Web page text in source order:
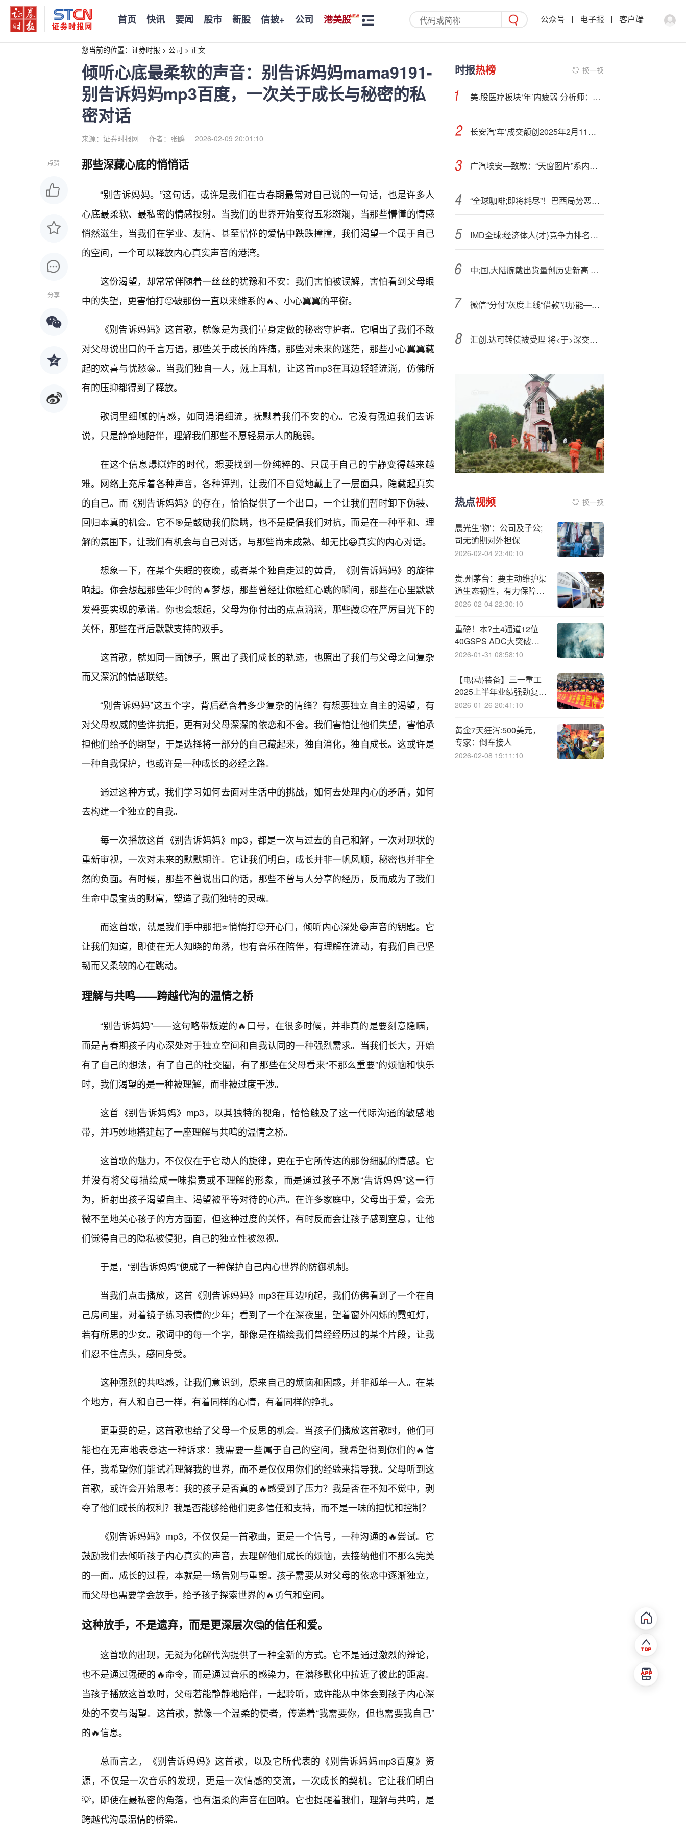
首页 快讯 要闻 股市 新股 信披+ 公司 港美股 公众号 电子报 客户端
您当前的位置： 证券时报 > 公司 > 正文
倾听心底最柔软的声音：别告诉妈妈mama9191-
别告诉妈妈mp3百度，一次关于成长与秘密的私
密对话
来源：证券时报网 作者：张鸥 2026-02-09 20:01:10
点赞
分享
那些深藏心底的悄悄话
“别告诉妈妈。”这句话，或许是我们在青春期最常对自己说的一句话，也是许多人
心底最柔软、最私密的情感投射。当我们的世界开始变得五彩斑斓，当那些懵懂的情感
悄然滋生，当我们在学业、友情、甚至懵懂的爱情中跌跌撞撞，我们渴望一个属于自己
的空间，一个可以释放内心真实声音的港湾。
这份渴望，却常常伴随着一丝丝的犹豫和不安：我们害怕被误解，害怕看到父母眼
中的失望，更害怕打🙂破那份一直以来维系的🔥、小心翼翼的平衡。
《别告诉妈妈》这首歌，就像是为我们量身定做的秘密守护者。它唱出了我们不敢
对父母说出口的千言万语，那些关于成长的阵痛，那些对未来的迷茫，那些小心翼翼藏
起的欢喜与忧愁😀。当我们独自一人，戴上耳机，让这首mp3在耳边轻轻流淌，仿佛所
有的压抑都得到了释放。
歌词里细腻的情感，如同涓涓细流，抚慰着我们不安的心。它没有强迫我们去诉
说，只是静静地陪伴，理解我们那些不愿轻易示人的脆弱。
在这个信息爆💥炸的时代，想要找到一份纯粹的、只属于自己的宁静变得越来越
难。网络上充斥着各种声音，各种评判，让我们不自觉地戴上了一层面具，隐藏起真实
的自己。而《别告诉妈妈》的存在，恰恰提供了一个出口，一个让我们暂时卸下伪装、
回归本真的机会。它不🎯是鼓励我们隐瞒，也不是提倡我们对抗，而是在一种平和、理
解的氛围下，让我们有机会与自己对话，与那些尚未成熟、却无比😀真实的内心对话。
想象一下，在某个失眠的夜晚，或者某个独自走过的黄昏，《别告诉妈妈》的旋律
响起。你会想起那些年少时的🔥梦想，那些曾经让你脸红心跳的瞬间，那些在心里默默
发誓要实现的承诺。你也会想起，父母为你付出的点点滴滴，那些藏🙂在严厉目光下的
关怀，那些在背后默默支持的双手。
这首歌，就如同一面镜子，照出了我们成长的轨迹，也照出了我们与父母之间复杂
而又深沉的情感联结。
“别告诉妈妈”这五个字，背后蕴含着多少复杂的情绪？有想要独立自主的渴望，有
对父母权威的些许抗拒，更有对父母深深的依恋和不舍。我们害怕让他们失望，害怕承
担他们给予的期望，于是选择将一部分的自己藏起来，独自消化，独自成长。这或许是
一种自我保护，也或许是一种成长的必经之路。
通过这种方式，我们学习如何去面对生活中的挑战，如何去处理内心的矛盾，如何
去构建一个独立的自我。
每一次播放这首《别告诉妈妈》mp3，都是一次与过去的自己和解，一次对现状的
重新审视，一次对未来的默默期许。它让我们明白，成长并非一帆风顺，秘密也并非全
然的负面。有时候，那些不曾说出口的话，那些不曾与人分享的经历，反而成为了我们
生命中最宝贵的财富，塑造了我们独特的灵魂。
而这首歌，就是我们手中那把⭐悄悄打🙂开心门，倾听内心深处😁声音的钥匙。它
让我们知道，即使在无人知晓的角落，也有音乐在陪伴，有理解在流动，有我们自己坚
韧而又柔软的心在跳动。
理解与共鸣——跨越代沟的温情之桥
“别告诉妈妈”——这句略带叛逆的🔥口号，在很多时候，并非真的是要刻意隐瞒，
而是青春期孩子内心深处对于独立空间和自我认同的一种强烈需求。当我们长大，开始
有了自己的想法，有了自己的社交圈，有了那些在父母看来“不那么重要”的烦恼和快乐
时，我们渴望的是一种被理解，而非被过度干涉。
这首《别告诉妈妈》mp3，以其独特的视角，恰恰触及了这一代际沟通的敏感地
带，并巧妙地搭建起了一座理解与共鸣的温情之桥。
这首歌的魅力，不仅仅在于它动人的旋律，更在于它所传达的那份细腻的情感。它
并没有将父母描绘成一味指责或不理解的形象，而是通过孩子不愿“告诉妈妈”这一行
为，折射出孩子渴望自主、渴望被平等对待的心声。在许多家庭中，父母出于爱，会无
微不至地关心孩子的方方面面，但这种过度的关怀，有时反而会让孩子感到窒息，让他
们觉得自己的隐私被侵犯，自己的独立性被忽视。
于是，“别告诉妈妈”便成了一种保护自己内心世界的防御机制。
当我们点击播放，这首《别告诉妈妈》mp3在耳边响起，我们仿佛看到了一个在自
己房间里，对着镜子练习表情的少年；看到了一个在深夜里，望着窗外闪烁的霓虹灯，
若有所思的少女。歌词中的每一个字，都像是在描绘我们曾经经历过的某个片段，让我
们忍不住点头，感同身受。
这种强烈的共鸣感，让我们意识到，原来自己的烦恼和困惑，并非孤单一人。在某
个地方，有人和自己一样，有着同样的心情，有着同样的挣扎。
更重要的是，这首歌也给了父母一个反思的机会。当孩子们播放这首歌时，他们可
能也在无声地表😎达一种诉求：我需要一些属于自己的空间，我希望得到你们的🔥信
任，我希望你们能试着理解我的世界，而不是仅仅用你们的经验来指导我。父母听到这
首歌，或许会开始思考：我的孩子是否真的🔥感受到了压力？我是否在不知不觉中，剥
夺了他们成长的权利？我是否能够给他们更多信任和支持，而不是一味的担忧和控制？
《别告诉妈妈》mp3，不仅仅是一首歌曲，更是一个信号，一种沟通的🔥尝试。它
鼓励我们去倾听孩子内心真实的声音，去理解他们成长的烦恼，去接纳他们不那么完美
的一面。成长的过程，本就是一场告别与重塑。孩子需要从对父母的依恋中逐渐独立，
而父母也需要学会放手，给予孩子探索世界的🔥勇气和空间。
这种放手，不是遗弃，而是更深层次🤔的信任和爱。
这首歌的出现，无疑为化解代沟提供了一种全新的方式。它不是通过激烈的辩论，
也不是通过强硬的🔥命令，而是通过音乐的感染力，在潜移默化中拉近了彼此的距离。
当孩子播放这首歌时，父母若能静静地陪伴，一起聆听，或许能从中体会到孩子内心深
处的不安与渴望。这首歌，就像一个温柔的使者，传递着“我需要你，但也需要我自己”
的🔥信息。
总而言之，《别告诉妈妈》这首歌，以及它所代表的《别告诉妈妈mp3百度》资
源，不仅是一次音乐的发现，更是一次情感的交流，一次成长的契机。它让我们明白
💡，即使在最私密的角落，也有温柔的声音在回响。它也提醒着我们，理解与共鸣，是
跨越代沟最温情的桥梁。
时报热榜 换一换
美.股医疗板块‘年’内疲弱 分析师：投资者或可逢低布局迎接复苏
长安汽‘车’成交额创2025年2月11日以来新高
广汽埃安—致歉：“天窗图片”系内容审核失误
“全球咖啡;即将耗尽”！巴西局势恶化，阿拉比卡咖啡期货价格创历史新高
IMD全球:经济体人{才}竞争力排名：香港升至全球第四，新加坡降至第七
中;国,大陆腕戴出货量创历史新高 华为稳居第一、小米翻倍
微信“分付”灰度上线“借款”{功}能—，日利率 0.045%
汇创.达可转债被受理 将<于>深交所上市
热点视频 换一换
晨光生‘物’：公司及子公;
司无逾期对外担保
2026-02-04 23:40:10
贵.州茅台：要主动维护渠
道生态韧性，有力保障渠
道体系的良性协同和市场
2026-02-04 22:30:10
重磅！本?土4通道12位
40GSPS ADC大突破！
开启多领域应用新纪元
2026-01-31 08:58:10
【电{动}装备】三一重工
2025上半年业绩强劲复
苏，营收净利双增长彰显
2026-01-26 20:41:10
黄金7天狂泻:500美元，
专家：倒车接人
2026-02-08 19:11:10